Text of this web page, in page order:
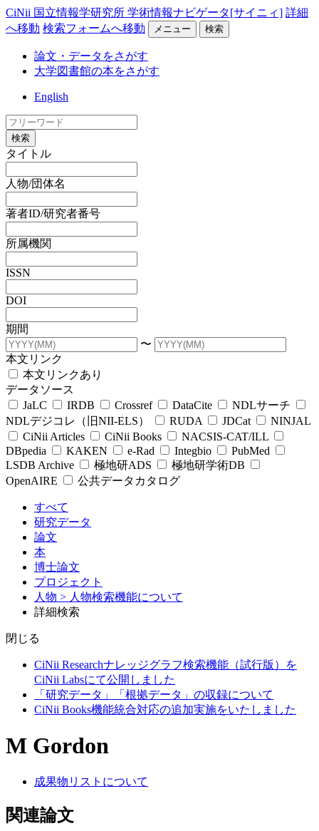
CiNii 国立情報学研究所 学術情報ナビゲータ[サイニィ] 詳細
へ移動 検索フォームへ移動 メニュー 検索
論文・データをさがす
大学図書館の本をさがす
English
検索
タイトル
人物/団体名
著者ID/研究者番号
所属機関
ISSN
DOI
期間
〜
本文リンク
本文リンクあり
データソース
JaLC
IRDB Crossref DataCite
NDLサーチ
NDLデジコレ（旧NII-ELS）
RUDA JDCat
NINJAL
CiNii Articles
CiNii Books
NACSIS-CAT/ILL
DBpedia
KAKEN e-Rad Integbio
PubMed
LSDB Archive
極地研ADS
極地研学術DB
OpenAIRE
公共データカタログ
すべて
研究データ
論文
本
博士論文
プロジェクト
人物 > 人物検索機能について
詳細検索
閉じる
CiNii Researchナレッジグラフ検索機能（試行版）を
CiNii Labsにて公開しました
「研究データ」「根拠データ」の収録について
CiNii Books機能統合対応の追加実施をいたしました
M Gordon
成果物リストについて
関連論文